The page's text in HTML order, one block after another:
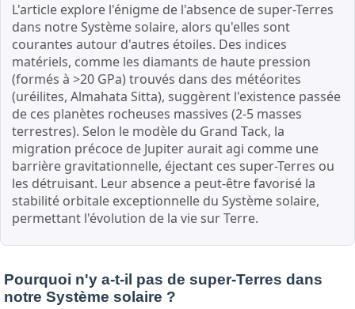
L'article explore l'énigme de l'absence de super-Terres
dans notre Système solaire, alors qu'elles sont
courantes autour d'autres étoiles. Des indices
matériels, comme les diamants de haute pression
(formés à >20 GPa) trouvés dans des météorites
(uréilites, Almahata Sitta), suggèrent l'existence passée
de ces planètes rocheuses massives (2-5 masses
terrestres). Selon le modèle du Grand Tack, la
migration précoce de Jupiter aurait agi comme une
barrière gravitationnelle, éjectant ces super-Terres ou
les détruisant. Leur absence a peut-être favorisé la
stabilité orbitale exceptionnelle du Système solaire,
permettant l'évolution de la vie sur Terre.
Pourquoi n'y a-t-il pas de super-Terres dans
notre Système solaire ?